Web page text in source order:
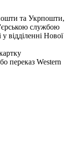
та Укрпошти,
службою
відділенні Нової
переказ Western